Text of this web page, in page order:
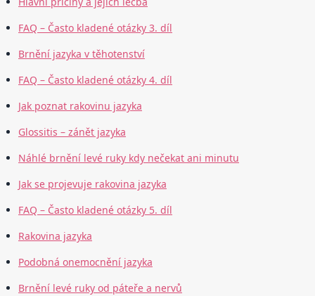
FAQ – Často kladené otázky 3. díl
Brnění jazyka v těhotenství
FAQ – Často kladené otázky 4. díl
Jak poznat rakovinu jazyka
Glossitis – zánět jazyka
Náhlé brnění levé ruky kdy nečekat ani minutu
Jak se projevuje rakovina jazyka
FAQ – Často kladené otázky 5. díl
Rakovina jazyka
Podobná onemocnění jazyka
Brnění levé ruky od páteře a nervů